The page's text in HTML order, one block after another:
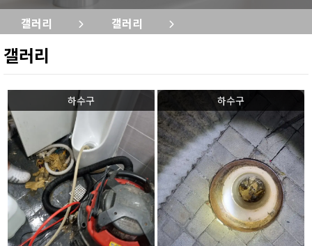
갤러리 갤러리
갤러리
하수구 하수구